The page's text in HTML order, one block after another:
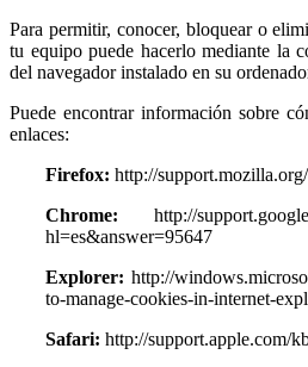
Para permitir, conocer, bloquear o
tu equipo puede hacerlo mediante la
del navegador instalado en su
Puede encontrar información sobre
enlaces:
Firefox: http://
Chrome: http://
hl=es&answer=95647
Explorer: http://
to-manage-cookies-in-internet-
Safari: http://support.apple.com/